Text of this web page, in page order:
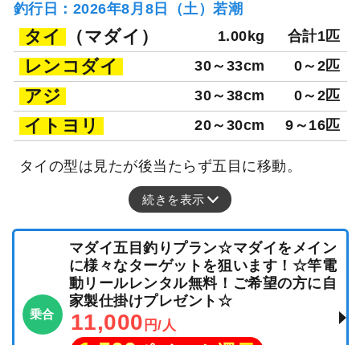
釣行日：2026年8月8日（土）若潮
タイ （マダイ） 1.00kg 合計1匹
レンコダイ 30～33cm 0～2匹
アジ 30～38cm 0～2匹
イトヨリ 20～30cm 9～16匹
タイの型は見たが後当たらず五目に移動。
続きを表示
乗合
マダイ五目釣りプラン☆マダイをメイン
に様々なターゲットを狙います！☆竿電
動リールレンタル無料！ご希望の方に自
家製仕掛けプレゼント☆
11,000 円/人